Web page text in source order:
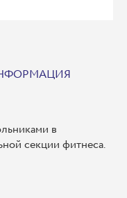
в
секции фитнеса.